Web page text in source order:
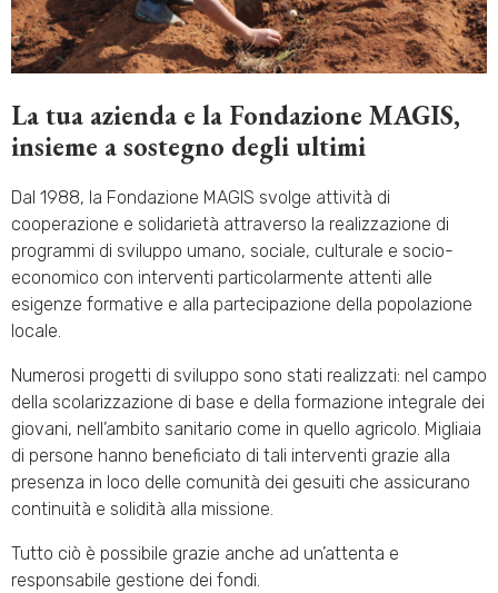
La tua azienda e la Fondazione MAGIS,
insieme a sostegno degli ultimi
Dal 1988, la Fondazione MAGIS svolge attività di
cooperazione e solidarietà attraverso la realizzazione di
programmi di sviluppo umano, sociale, culturale e socio-
economico con interventi particolarmente attenti alle
esigenze formative e alla partecipazione della popolazione
locale.
Numerosi progetti di sviluppo sono stati realizzati: nel campo
della scolarizzazione di base e della formazione integrale dei
giovani, nell’ambito sanitario come in quello agricolo. Migliaia
di persone hanno beneficiato di tali interventi grazie alla
presenza in loco delle comunità dei gesuiti che assicurano
continuità e solidità alla missione.
Tutto ciò è possibile grazie anche ad un’attenta e
responsabile gestione dei fondi.